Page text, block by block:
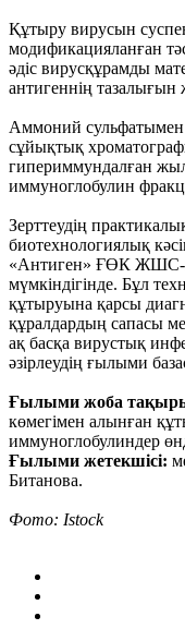
Құтыру вирусын
модификацияланған
әдіс вирусқұрамды
антигеннің тазалығын
Аммоний сульфатымен
сұйықтық
гипериммундалған
иммуноглобулин
Зерттеудің
биотехнологиялық
«Антиген» ҒӨК ЖШС-
мүмкіндігінде. Бұл
құтыруына қарсы
құралдардың сапасы
ақ басқа вирустық
әзірлеудің ғылыми
Ғылыми жоба
көмегімен алынған
иммуноглобулиндер
Ғылыми жетекшісі:
Битанова.
Фото: Istock